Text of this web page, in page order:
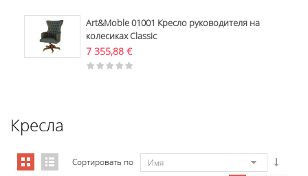
Art&Moble 01001 Кресло руководителя на
колесиках Classic
7 355,88 €
Кресла
Сортировать по Имя